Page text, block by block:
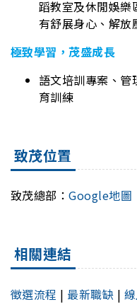
蹈教室及休閒娛樂
有舒展身心、解放
極致學習，茂盛成長
語文培訓專案、管
育訓練
致茂位置
致茂總部：Google地圖
相關連結
徵選流程 | 最新職缺 |